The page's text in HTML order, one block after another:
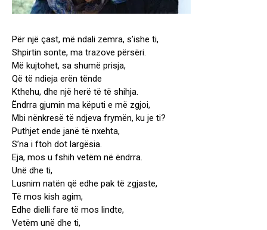
Për një çast, më ndali zemra, s’ishe ti,
Shpirtin sonte, ma trazove përsëri.
Më kujtohet, sa shumë prisja,
Që të ndieja erën tënde
Kthehu, dhe një herë të të shihja.
Ëndrra gjumin ma këputi e më zgjoi,
Mbi nënkresë të ndjeva frymën, ku je ti?
Puthjet ende janë të nxehta,
S’na i ftoh dot largësia.
Eja, mos u fshih vetëm në ëndrra.
Unë dhe ti,
Lusnim natën që edhe pak të zgjaste,
Të mos kish agim,
Edhe dielli fare të mos lindte,
Vetëm unë dhe ti,